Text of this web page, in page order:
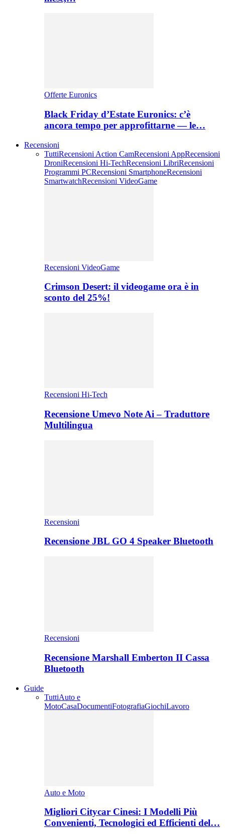
Offerte Euronics
Black Friday d’Estate Euronics: c’è
ancora tempo per approfittarne — le…
Recensioni
TuttiRecensioni Action CamRecensioni AppRecensioni
DroniRecensioni Hi-TechRecensioni LibriRecensioni
Programmi PCRecensioni SmartphoneRecensioni
SmartwatchRecensioni VideoGame
Recensioni VideoGame
Crimson Desert: il videogame ora è in
sconto del 25%!
Recensioni Hi-Tech
Recensione Umevo Note Ai – Traduttore
Multilingua
Recensioni
Recensione JBL GO 4 Speaker Bluetooth
Recensioni
Recensione Marshall Emberton II Cassa
Bluetooth
Guide
TuttiAuto e
MotoCasaDocumentiFotografiaGiochiLavoro
Auto e Moto
Migliori Citycar Cinesi: I Modelli Più
Convenienti, Tecnologici ed Efficienti del…